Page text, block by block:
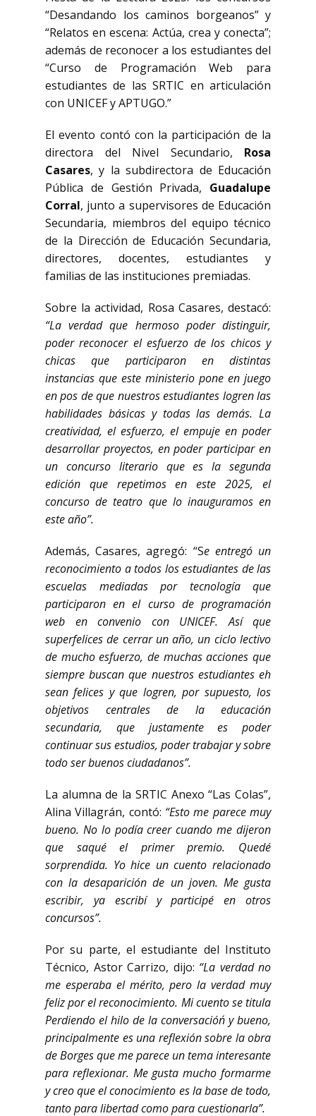
“Desandando los caminos borgeanos” y
“Relatos en escena: Actúa, crea y conecta”;
además de reconocer a los estudiantes del
“Curso de Programación Web para
estudiantes de las SRTIC en articulación
con UNICEF y APTUGO.”
El evento contó con la participación de la
directora del Nivel Secundario, Rosa
Casares, y la subdirectora de Educación
Pública de Gestión Privada, Guadalupe
Corral, junto a supervisores de Educación
Secundaria, miembros del equipo técnico
de la Dirección de Educación Secundaria,
directores, docentes, estudiantes y
familias de las instituciones premiadas.
Sobre la actividad, Rosa Casares, destacó:
“La verdad que hermoso poder distinguir,
poder reconocer el esfuerzo de los chicos y
chicas que participaron en distintas
instancias que este ministerio pone en juego
en pos de que nuestros estudiantes logren las
habilidades básicas y todas las demás. La
creatividad, el esfuerzo, el empuje en poder
desarrollar proyectos, en poder participar en
un concurso literario que es la segunda
edición que repetimos en este 2025, el
concurso de teatro que lo inauguramos en
este año”.
Además, Casares, agregó: “Se entregó un
reconocimiento a todos los estudiantes de las
escuelas mediadas por tecnología que
participaron en el curso de programación
web en convenio con UNICEF. Así que
superfelices de cerrar un año, un ciclo lectivo
de mucho esfuerzo, de muchas acciones que
siempre buscan que nuestros estudiantes eh
sean felices y que logren, por supuesto, los
objetivos centrales de la educación
secundaria, que justamente es poder
continuar sus estudios, poder trabajar y sobre
todo ser buenos ciudadanos”.
La alumna de la SRTIC Anexo “Las Colas”,
Alina Villagrán, contó: “Esto me parece muy
bueno. No lo podía creer cuando me dijeron
que saqué el primer premio. Quedé
sorprendida. Yo hice un cuento relacionado
con la desaparición de un joven. Me gusta
escribir, ya escribí y participé en otros
concursos”.
Por su parte, el estudiante del Instituto
Técnico, Astor Carrizo, dijo: “La verdad no
me esperaba el mérito, pero la verdad muy
feliz por el reconocimiento. Mi cuento se titula
´Perdiendo el hilo de la conversación´ y bueno,
principalmente es una reflexión sobre la obra
de Borges que me parece un tema interesante
para reflexionar. Me gusta mucho formarme
y creo que el conocimiento es la base de todo,
tanto para libertad como para cuestionarla”.